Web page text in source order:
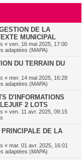
c
DE LA
MUNICIPAL
« ven. 16 mai 2025, 17:00
adaptées (MAPA)
DU TERRAIN DU
« mer. 14 mai 2025, 16:28
adaptées (MAPA)
D'INFORMATIONS
2 LOTS
« ven. 11 avr. 2025, 09:15
DE LA
« mar. 01 avr. 2025, 16:01
adaptées (MAPA)